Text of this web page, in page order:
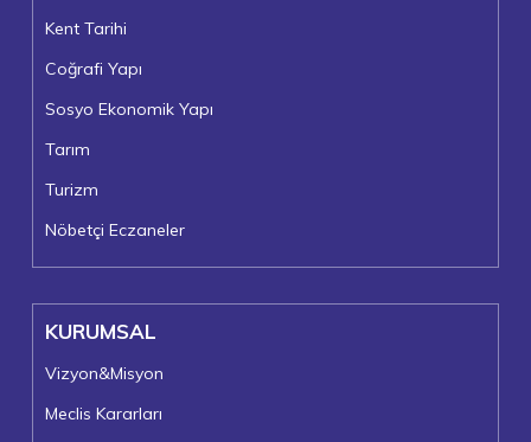
Kent Tarihi
Coğrafi Yapı
Sosyo Ekonomik Yapı
Tarım
Turizm
Nöbetçi Eczaneler
KURUMSAL
Vizyon&Misyon
Meclis Kararları